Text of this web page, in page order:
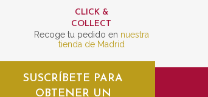
CLICK &
COLLECT
Recoge tu pedido en nuestra
tienda de Madrid
SUSCRÍBETE PARA
OBTENER UN